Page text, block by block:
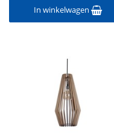
In winkelwagen